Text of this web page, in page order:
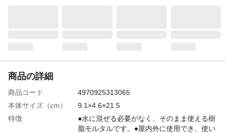
商品の詳細
商品コード
4970925313065
本体サイズ（cm）
9.1×4.6×21.5
特徴
●水に混ぜる必要がなく、そのまま使える樹
脂モルタルです。●屋内外に使用でき、使い